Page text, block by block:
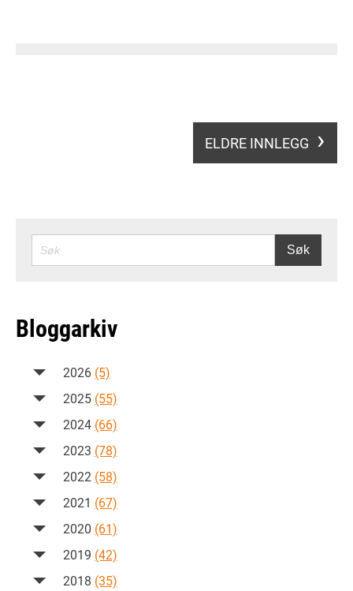
ELDRE INNLEGG
SØK Søk
Bloggarkiv
2026 (5)
2025 (55)
2024 (66)
2023 (78)
2022 (58)
2021 (67)
2020 (61)
2019 (42)
2018 (35)